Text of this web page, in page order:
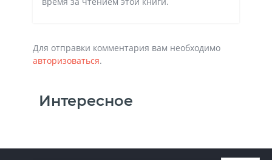
Для отправки комментария вам необходимо
авторизоваться.
Интересное